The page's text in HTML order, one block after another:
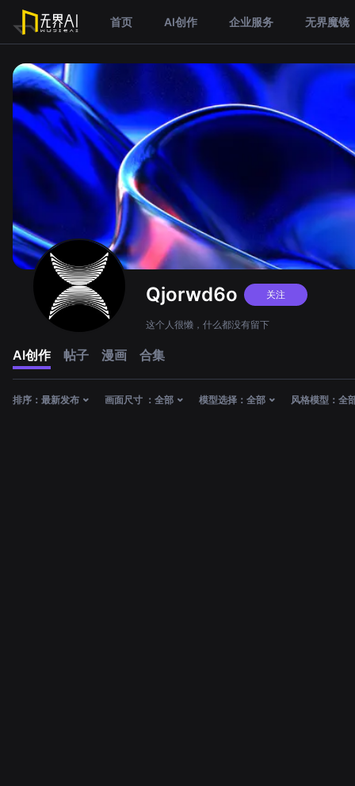
首页 AI创作 企业服务 无界魔镜
Qjorwd6o 关注
这个人很懒，什么都没有留下
AI创作 帖子 漫画 合集
排序： 最新发布 画面尺寸 ： 全部 模型选择： 全部 风格模型： 全